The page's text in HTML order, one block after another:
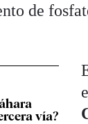
de
vía?